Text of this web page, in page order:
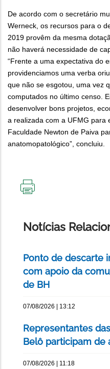
De acordo com o secretário
Werneck, os recursos para o
2019 provêm da mesma
não haverá necessidade de
“Frente a uma expectativa do
providenciamos uma verba
que não se esgotou, uma vez
computados no último censo.
desenvolver bons projetos,
a realizada com a UFMG para
Faculdade Newton de Paiva
anatomopatológico”, concluiu.
Notícias
Ponto de descarte
com apoio da
de BH
07/08/2026 | 13:12
Representantes
Belô participam de
07/08/2026 | 11:18